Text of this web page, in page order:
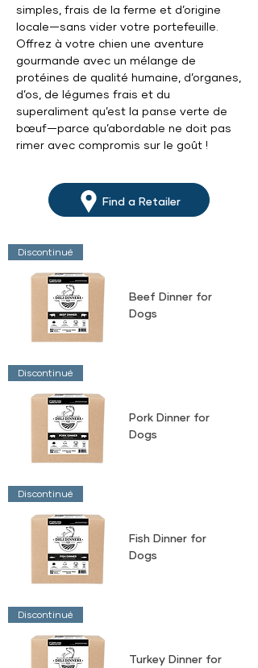
simples, frais de la ferme et d’origine
locale—sans vider votre portefeuille.
Offrez à votre chien une aventure
gourmande avec un mélange de
protéines de qualité humaine, d’organes,
d’os, de légumes frais et du
superaliment qu’est la panse verte de
bœuf—parce qu’abordable ne doit pas
rimer avec compromis sur le goût !
Find a Retailer
Discontinué
Beef Dinner for
Dogs
Discontinué
Pork Dinner for
Dogs
Discontinué
Fish Dinner for
Dogs
Discontinué
Turkey Dinner for